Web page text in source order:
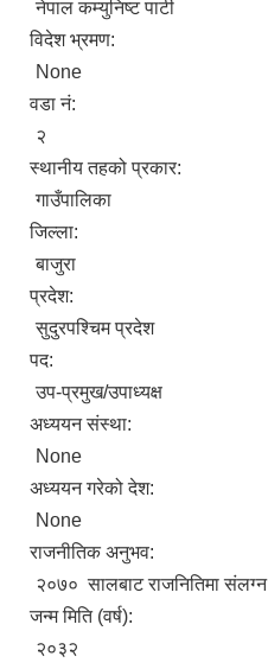
नेपाल कम्युनिष्ट पार्टी
विदेश भ्रमण:
None
वडा नं:
२
स्थानीय तहको प्रकार:
गाउँपालिका
जिल्ला:
बाजुरा
प्रदेश:
सुदुरपश्चिम प्रदेश
पद:
उप-प्रमुख/उपाध्यक्ष
अध्ययन संस्था:
None
अध्ययन गरेको देश:
None
राजनीतिक अनुभव:
२०७० सालबाट राजनितिमा संलग्न
जन्म मिति (वर्ष):
२०३२